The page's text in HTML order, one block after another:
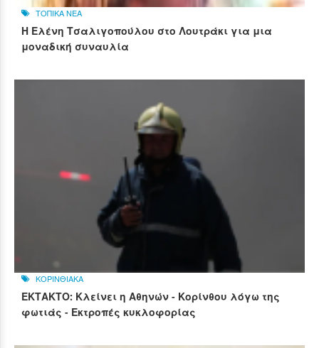
ΤΟΠΙΚΑ ΝΕΑ
Η Ελένη Τσαλιγοπούλου στο Λουτράκι για μια
μοναδική συναυλία
ΚΟΡΙΝΘΙΑΚΑ
ΕΚΤΑΚΤΟ: Κλείνει η Αθηνών - Κορίνθου λόγω της
φωτιάς - Εκτροπές κυκλοφορίας